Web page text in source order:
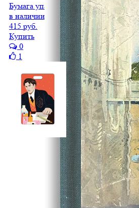
Бумага упаковочная (3 листа в рулоне)
в наличии
415 руб.
Купить
0
1